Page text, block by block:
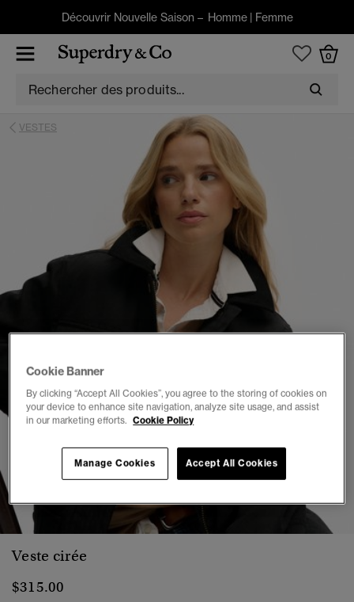
Découvrir Nouvelle Saison – Homme| Femme
0
VESTES
Veste cirée
$315.00
Cookie Banner
By clicking “Accept All Cookies”, you agree to the storing of cookies on
your device to enhance site navigation, analyze site usage, and assist
in our marketing efforts. Cookie Policy
Accept All Cookies
Manage Cookies